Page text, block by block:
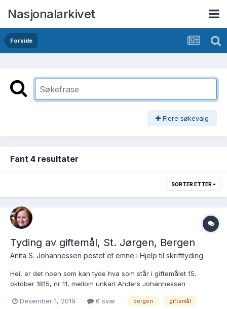
Nasjonalarkivet
Forside
Flere søkevalg
Fant 4 resultater
SORTER ETTER
Tyding av giftemål, St. Jørgen, Bergen
Anita S. Johannessen postet et emne i Hjelp til skrifttyding
Hei, er det noen som kan tyde hva som står i giftemålet 15.
oktober 1815, nr 11, mellom unkarl Anders Johannessen
etter å finne ut mer om henne. Ikke vet jeg når hun er født eller
Desember 1, 2019 6 svar bergen giftemål